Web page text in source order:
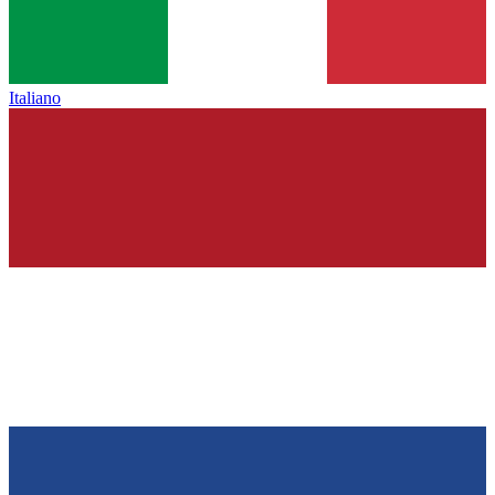
Italiano